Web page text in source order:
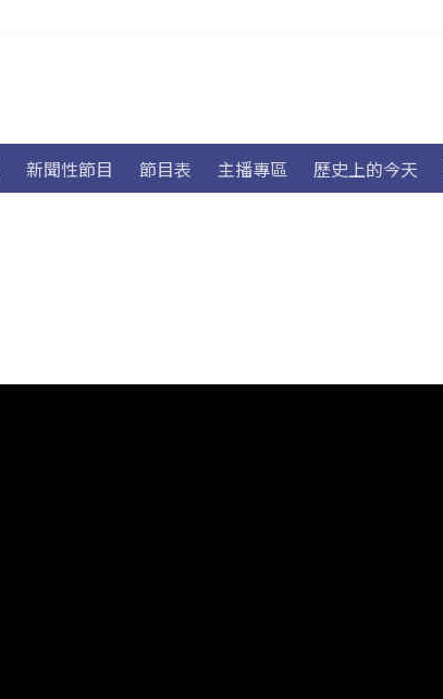
新聞性節目 節目表 主播專區 歷史上的今天